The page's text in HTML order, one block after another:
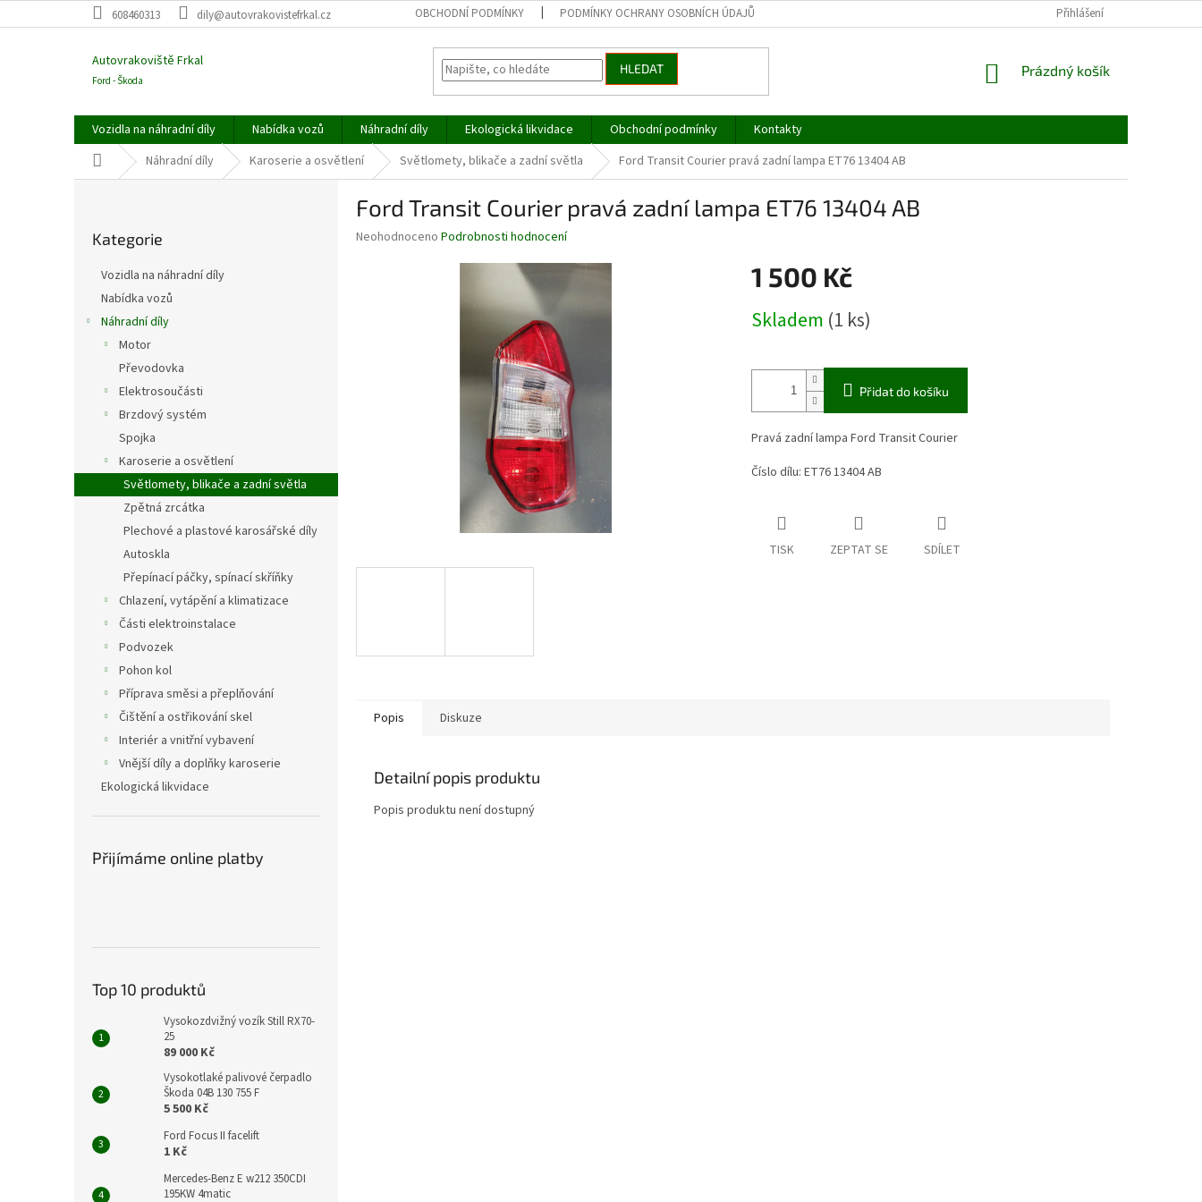
na
608460313 dily@autovrakovistefrkal.cz OBCHODNÍ PODMÍNKY PODMÍNKY OCHRANY OSOBNÍCH ÚDAJŮ Přihlášení
Autovrakoviště Frkal
Ford - Škoda
HLEDAT
NÁKUPNÍ
Prázdný košík
Vozidla na náhradní díly Nabídka vozů Náhradní díly Ekologická likvidace Obchodní podmínky
Kontakty
Domů Náhradní díly Karoserie a osvětlení Světlomety, blikače a zadní světla Ford Transit Courier pravá zadní lampa ET76 13404 AB
kategorie
Kategorie
Vozidla na náhradní díly
Nabídka vozů
Náhradní díly
Motor
Převodovka
Elektrosoučásti
Brzdový systém
Spojka
Karoserie a osvětlení
Světlomety, blikače a zadní světla
Zpětná zrcátka
Plechové a plastové karosářské díly
Autoskla
Přepínací páčky, spínací skříňky
Chlazení, vytápění a klimatizace
Části elektroinstalace
Podvozek
Pohon kol
Příprava směsi a přeplňování
Čištění a ostřikování skel
Interiér a vnitřní vybavení
Vnější díly a doplňky karoserie
Ekologická likvidace
Přijímáme online platby
Top 10 produktů
Vysokozdvižný vozík Still RX70-
25
89 000 Kč
Vysokotlaké palivové čerpadlo
Škoda 04B 130 755 F
5 500 Kč
Ford Focus II facelift
1 Kč
Mercedes-Benz E w212 350CDI
195KW 4matic
Ford Transit Courier pravá zadní lampa ET76 13404 AB
Průměrné
Neohodnoceno Podrobnosti hodnocení
1 500 Kč
cena:
Skladem (1 ks)
Přidat do košíku
Pravá zadní lampa Ford Transit Courier
Číslo dílu: ET76 13404 AB
TISK ZEPTAT SE SDÍLET
Popis Diskuze
Detailní popis produktu
Popis produktu není dostupný